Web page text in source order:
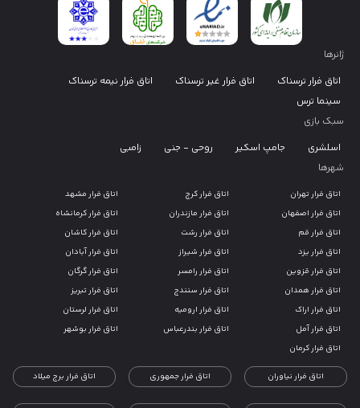
ژانرها
اتاق فرار ترسناک
اتاق فرار غیر ترسناک
اتاق فرار نیمه ترسناک
سینما ترس
سبک بازی
اسلشری
جامپ اسکیر روحی - جنی
زامبی
شهرها
اتاق فرار تهران اتاق فرار کرج
اتاق فرار مشهد
اتاق فرار اصفهان
اتاق فرار مازندران
اتاق فرار کرمانشاه
اتاق فرار قم
اتاق فرار رشت
اتاق فرار کاشان
اتاق فرار یزد
اتاق فرار شیراز
اتاق فرار آبادان
اتاق فرار قزوین
اتاق فرار رامسر
اتاق فرار گرگان
اتاق فرار همدان
اتاق فرار سنندج
اتاق فرار تبریز
اتاق فرار اراک
اتاق فرار ارومیه
اتاق فرار لرستان
اتاق فرار آمل
اتاق فرار بندرعباس
اتاق فرار بوشهر
اتاق فرار کرمان
اتاق فرار نیاوران اتاق فرار جمهوری اتاق فرار برج میلاد